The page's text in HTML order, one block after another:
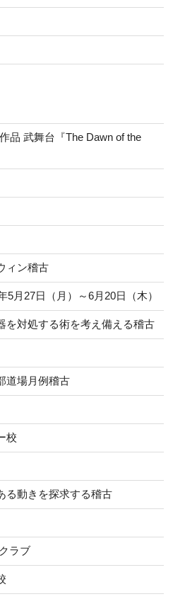
品 武舞台『The Dawn of the
ィン稽古
5月27日（月）～6月20日（木）
を対処する術を考え備える稽古
道場月例稽古
校
る動きを探求する稽古
ラブ